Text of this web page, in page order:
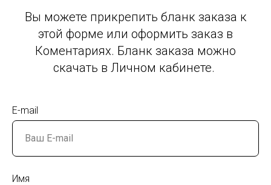
Вы можете прикрепить бланк заказа к
этой форме или оформить заказ в
Коментариях. Бланк заказа можно
скачать в Личном кабинете.
E-mail
Имя